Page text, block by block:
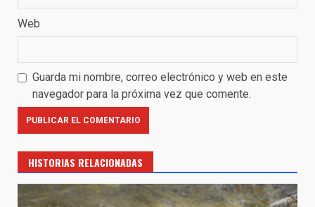
Web
Guarda mi nombre, correo electrónico y web en este
navegador para la próxima vez que comente.
HISTORIAS RELACIONADAS